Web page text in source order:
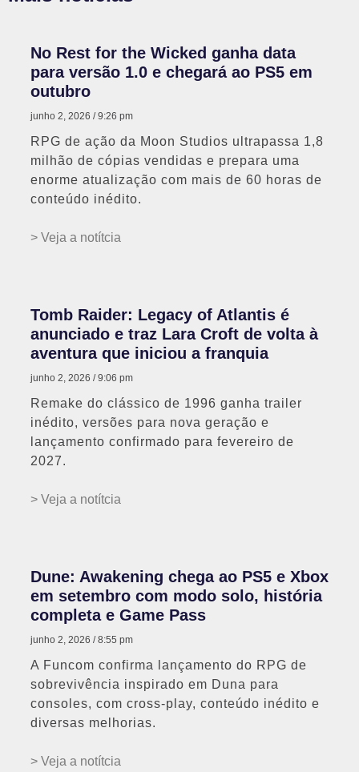
No Rest for the Wicked ganha data
para versão 1.0 e chegará ao PS5 em
outubro
junho 2, 2026 9:26 pm
RPG de ação da Moon Studios ultrapassa 1,8
milhão de cópias vendidas e prepara uma
enorme atualização com mais de 60 horas de
conteúdo inédito.
> Veja a notítcia
Tomb Raider: Legacy of Atlantis é
anunciado e traz Lara Croft de volta à
aventura que iniciou a franquia
junho 2, 2026 9:06 pm
Remake do clássico de 1996 ganha trailer
inédito, versões para nova geração e
lançamento confirmado para fevereiro de
2027.
> Veja a notítcia
Dune: Awakening chega ao PS5 e Xbox
em setembro com modo solo, história
completa e Game Pass
junho 2, 2026 8:55 pm
A Funcom confirma lançamento do RPG de
sobrevivência inspirado em Duna para
consoles, com cross-play, conteúdo inédito e
diversas melhorias.
> Veja a notítcia